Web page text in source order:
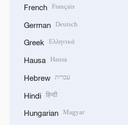
French Français
German Deutsch
Greek Ελληνικά
Hausa Hausa
Hebrew עברית
Hindi हिन्दी
Hungarian Magyar